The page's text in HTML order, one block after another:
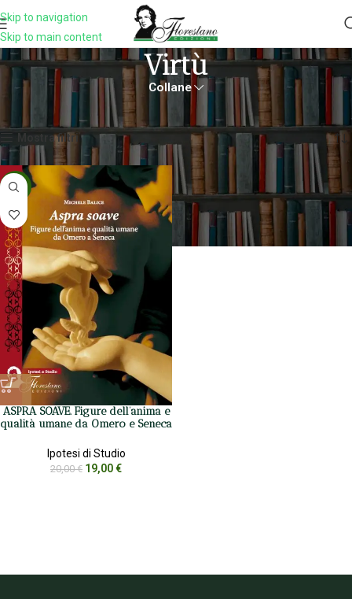
Skip to navigation
Skip to main content
Virtù
Collane
Prodotti taggati “virtù” Visualizzazione del risultato
Mostra filtri
-5%
ASPRA SOAVE. Figure dell’anima e
qualità umane da Omero e Seneca
Ipotesi di Studio
20,00€ 19,00€